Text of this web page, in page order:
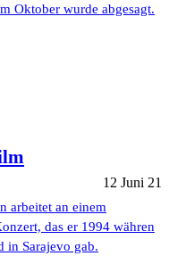
Oktober wurde abgesagt.
12 Juni 21
arbeitet an einem
das er 1994 währen
in Sarajevo gab.